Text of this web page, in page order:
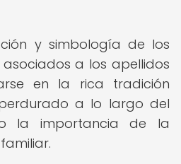
y simbología de los
a los apellidos
en la rica tradición
a lo largo del
la importancia de la